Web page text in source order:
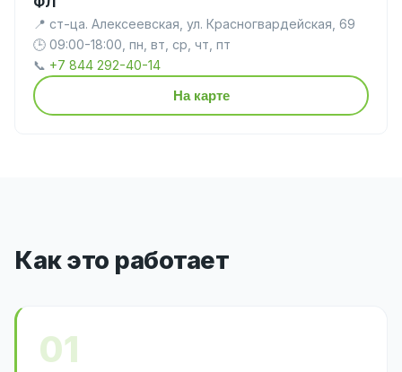
📍 ст-ца. Алексеевская, ул. Красногвардейская, 69
🕒 09:00-18:00, пн, вт, ср, чт, пт
📞 +7 844 292-40-14
На карте
Как это работает
01